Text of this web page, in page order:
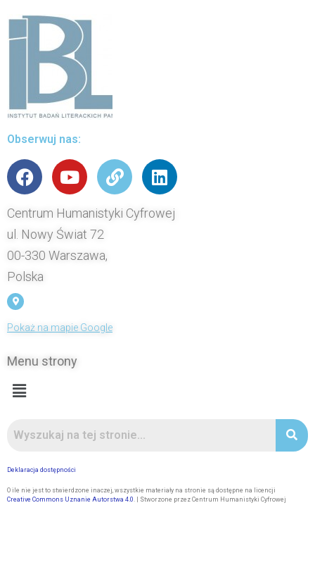
Obserwuj nas:
Centrum Humanistyki Cyfrowej
ul. Nowy Świat 72
00-330 Warszawa,
Polska
Pokaż na mapie Google
Menu strony
Deklaracja dostępności
O ile nie jest to stwierdzone inaczej, wszystkie materiały na stronie są dostępne na licencji
Creative Commons Uznanie Autorstwa 4.0 . | Stworzone przez Centrum Humanistyki Cyfrowej